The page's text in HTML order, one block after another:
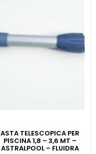
ASTA TELESCOPICA PER
PISCINA 1,8 – 3,6 MT –
ASTRALPOOL – FLUIDRA